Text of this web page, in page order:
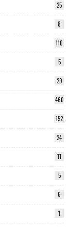
25
8
110
5
29
460
152
24
11
5
6
1